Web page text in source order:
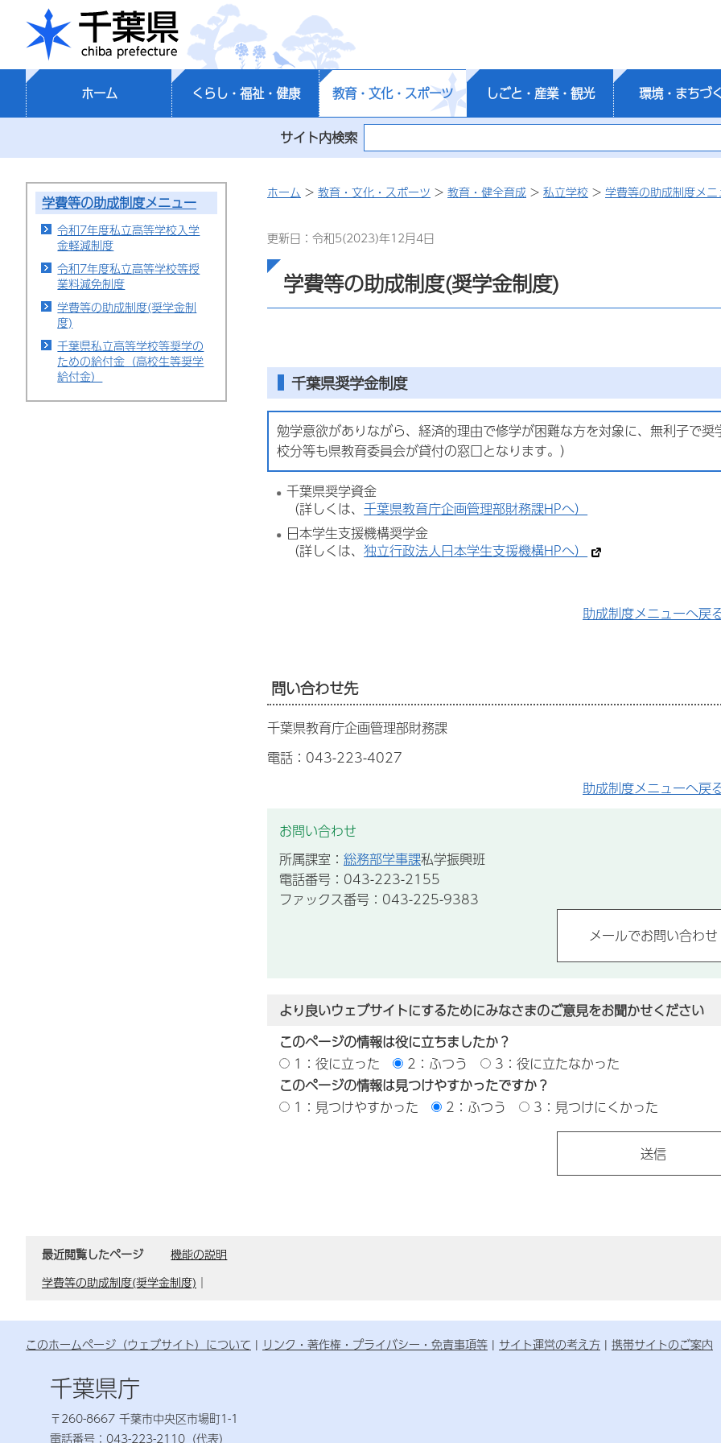
千葉県
ホーム くらし・福祉・健康 教育・文化・スポーツ しごと・産業・観光 環境・まちづ
サイト内検索
学費等の助成制度メニュー
令和7年度私立高等学校入学
金軽減制度
令和7年度私立高等学校等授
業料減免制度
学費等の助成制度(奨学金制
度)
千葉県私立高等学校等奨学の
ための給付金（高校生等奨学
給付金）
ホーム > 教育・文化・スポーツ > 教育・健全育成 > 私立学校 > 学費等の助成制度メ
更新日：令和5(2023)年12月4日
学費等の助成制度(奨学金制度)
千葉県奨学金制度
勉学意欲がありながら、経済的理由で修学が困難な方を対象に、無利子で
校分等も県教育委員会が貸付の窓口となります。）
千葉県奨学資金
（詳しくは、千葉県教育庁企画管理部財務課HPへ）
日本学生支援機構奨学金
（詳しくは、独立行政法人日本学生支援機構HPへ）
助成制度メニューへ戻
問い合わせ先
千葉県教育庁企画管理部財務課
電話：043-223-4027
助成制度メニューへ戻
お問い合わせ
所属課室： 総務部学事課私学振興班
電話番号：043-223-2155
ファックス番号：043-225-9383
より良いウェブサイトにするためにみなさまのご意見をお聞かせください
このページの情報は役に立ちましたか？
1：役に立った
2：ふつう
3：役に立たなかった
このページの情報は見つけやすかったですか？
1：見つけやすかった
2：ふつう 3：見つけにくかった
最近閲覧したページ
機能の説明
学費等の助成制度(奨学金制度) ｜
このホームページ（ウェブサイト）について リンク・著作権・プライバシー・免責事項等 サイト運営の考え方 携帯サイトのご案内
千葉県庁
〒260-8667 千葉市中央区市場町1-1
電話番号：043-223-2110（代表）